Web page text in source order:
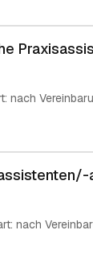
nach
nach